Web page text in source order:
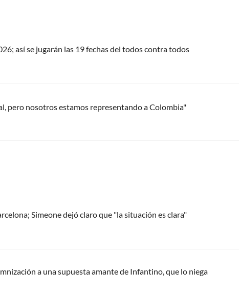
así se jugarán las 19 fechas del todos contra todos
pero nosotros estamos representando a Colombia"
Simeone dejó claro que "la situación es clara"
a una supuesta amante de Infantino, que lo niega